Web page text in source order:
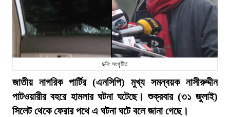
ছবি: সংগৃহীত
জাতীয় নাগরিক পার্টির (এনসিপি) মুখ্য সমন্বয়ক নাসীরুদ্দীন
পাটওয়ারীর বহরে হামলার ঘটনা ঘটেছে। শুক্রবার (৩১ জুলাই)
সিলেট থেকে ফেরার পথে এ ঘটনা ঘটে বলে জানা গেছে।